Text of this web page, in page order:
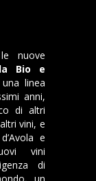
nuove
Bio e
linea
anni,
di altri
vini, e
e
vini
di